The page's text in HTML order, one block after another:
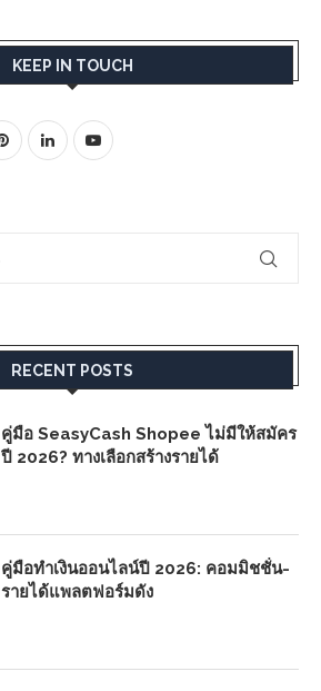
KEEP IN TOUCH
RECENT POSTS
คู่มือ SeasyCash Shopee ไม่มีให้สมัคร
ปี 2026? ทางเลือกสร้างรายได้
คู่มือทำเงินออนไลน์ปี 2026: คอมมิชชั่น-
รายได้แพลตฟอร์มดัง